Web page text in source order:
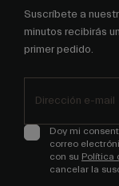
Suscríbete a
minutos recibirás
primer pedido.
Doy mi
correo
con su Política
cancelar la